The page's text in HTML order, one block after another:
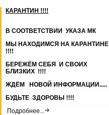
КАРАНТИН !!!!
В СООТВЕТСТВИИ УКАЗА МК
МЫ НАХОДИМСЯ НА КАРАНТИНЕ
!!!!
БЕРЕЖЁМ СЕБЯ И СВОИХ
БЛИЗКИХ !!!!
ЖДЁМ НОВОЙ ИНФОРМАЦИИ.....
БУДЬТЕ ЗДОРОВЫ !!!!
Подробнее...